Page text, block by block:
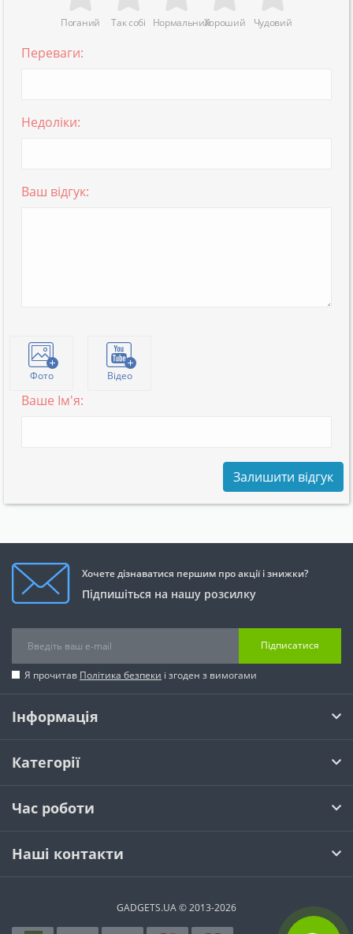
Поганий Так собі НормальнийХороший Чудовий
Переваги:
Недоліки:
Ваш відгук:
Фото Відео
Ваше Ім'я:
Залишити відгук
Хочете дізнаватися першим про акції і знижки?
Підпишіться на нашу розсилку
Підписатися
Я прочитав Політика безпеки і згоден з вимогами
Інформація
Категорії
Час роботи
Наші контакти
GADGETS.UA © 2013-2026